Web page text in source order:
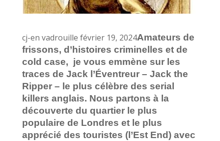
cj-en vadrouille février 19, 2024Amateurs de
frissons, d’histoires criminelles et de
cold case, je vous emmène sur les
traces de Jack l’Éventreur – Jack the
Ripper – le plus célèbre des serial
killers anglais. Nous partons à la
découverte du quartier le plus
populaire de Londres et le plus
apprécié des touristes (l’Est End) avec